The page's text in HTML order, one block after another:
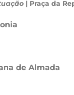
| Praça da
de Almada